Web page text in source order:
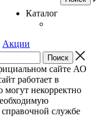
Каталог
Акции
сайте АО
работает в
могут некорректно
службе